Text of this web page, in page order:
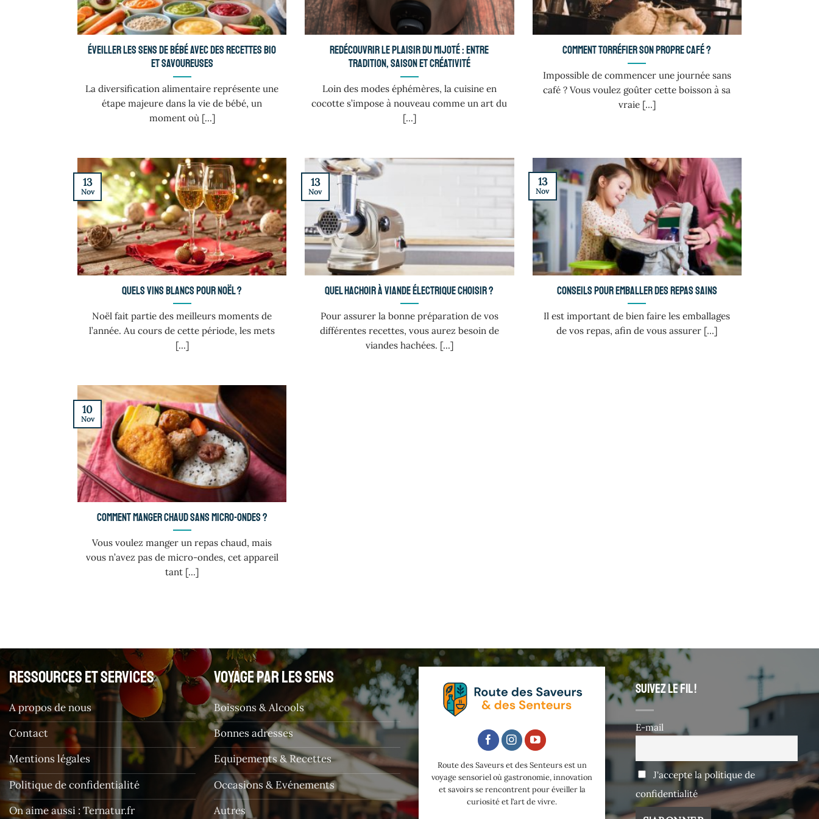
Éveiller les sens de bébé avec des recettes bio
et savoureuses
La diversification alimentaire représente une
étape majeure dans la vie de bébé, un
moment où [...]
Redécouvrir le plaisir du mijoté : entre
tradition, saison et créativité
Loin des modes éphémères, la cuisine en
cocotte s’impose à nouveau comme un art du
[...]
Comment torréfier son propre café ?
Impossible de commencer une journée sans
café ? Vous voulez goûter cette boisson à sa
vraie [...]
Quels vins blancs pour Noël ?
Noël fait partie des meilleurs moments de
l’année. Au cours de cette période, les mets
[...]
13
Nov
Quel hachoir à viande électrique choisir ?
Pour assurer la bonne préparation de vos
différentes recettes, vous aurez besoin de
viandes hachées. [...]
13
Nov
Conseils pour emballer des repas sains
Il est important de bien faire les emballages
de vos repas, afin de vous assurer [...]
13
Nov
Comment manger chaud sans Micro-ondes ?
Vous voulez manger un repas chaud, mais
vous n’avez pas de micro-ondes, cet appareil
tant [...]
10
Nov
Ressources et services
A propos de nous
Contact
Mentions légales
Politique de confidentialité
On aime aussi : Ternatur.fr
Voyage par les sens
Boissons & Alcools
Bonnes adresses
Equipements & Recettes
Occasions & Evénements
Autres
Route des Saveurs et des Senteurs est un
voyage sensoriel où gastronomie, innovation
et savoirs se rencontrent pour éveiller la
curiosité et l’art de vivre.
Suivez le fil !
E-mail
J'accepte la politique de
confidentialité